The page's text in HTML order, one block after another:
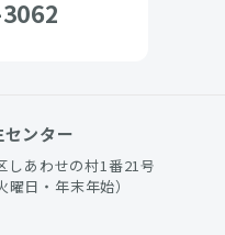
ンター
しあわせの村1番21号
日・年末年始）